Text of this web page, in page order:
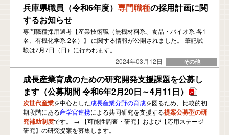
2024年03月12日
兵庫県職員（令和6年度） 専門職種の採用計画に関
するお知らせ
専門職種採用選考【産業技術職（無機材料系、食品・バイオ系 各1
名、有機化学系 2名）】 に関する情報が公開されました。 筆記試
験は7月7日（日）に行われます。
成長産業育成のための研究開発支援課題を公募し
ます（公募期間 令和6年2月20日～4月11日）
次世代産業を中心とした成長産業分野の育成を図るため、比較的初
期段階にある産学官連携による共同研究を支援する提案公募型の研
究補助制度です。 → 【可能性調査・研究】および【応用ステージ
研究】の研究提案を募集します。